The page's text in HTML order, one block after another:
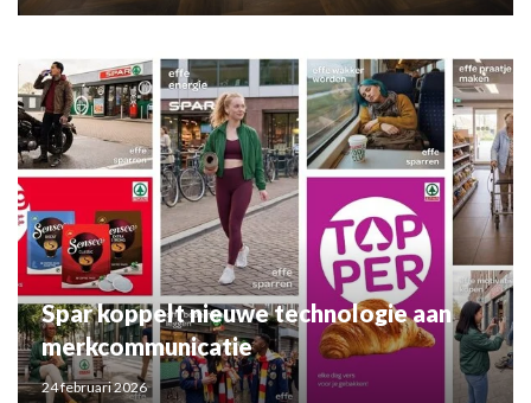
Spar koppelt nieuwe technologie aan
merkcommunicatie
24 februari 2026